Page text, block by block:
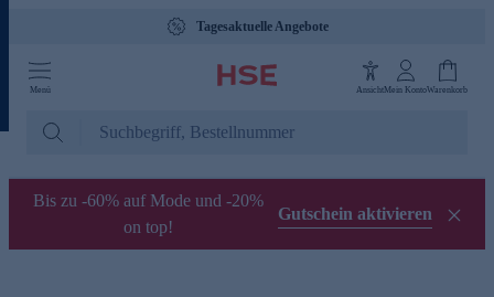
Tagesaktuelle Angebote
Menü AnsichtMein KontoWarenkorb
Bis zu -60% auf Mode und -20%
on top!
Gutschein aktivieren